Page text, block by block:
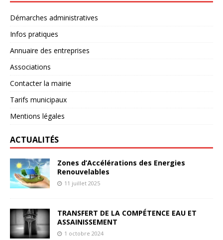
Démarches administratives
Infos pratiques
Annuaire des entreprises
Associations
Contacter la mairie
Tarifs municipaux
Mentions légales
ACTUALITÉS
Zones d’Accélérations des Energies
Renouvelables
11 juillet 2025
TRANSFERT DE LA COMPÉTENCE EAU ET
ASSAINISSEMENT
1 octobre 2024